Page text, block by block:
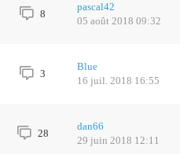
8
pascal42
05 août 2018 09:32
3
Blue
16 juil. 2018 16:55
28
dan66
29 juin 2018 12:11